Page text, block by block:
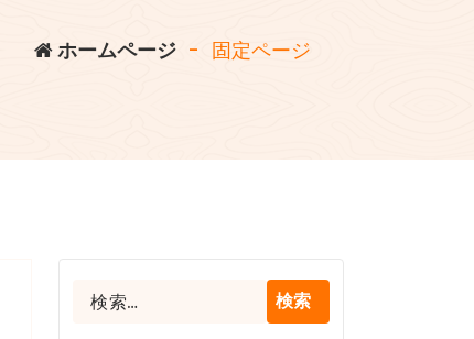
ホームページ - 固定ページ